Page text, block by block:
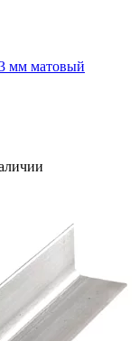
мм матовый